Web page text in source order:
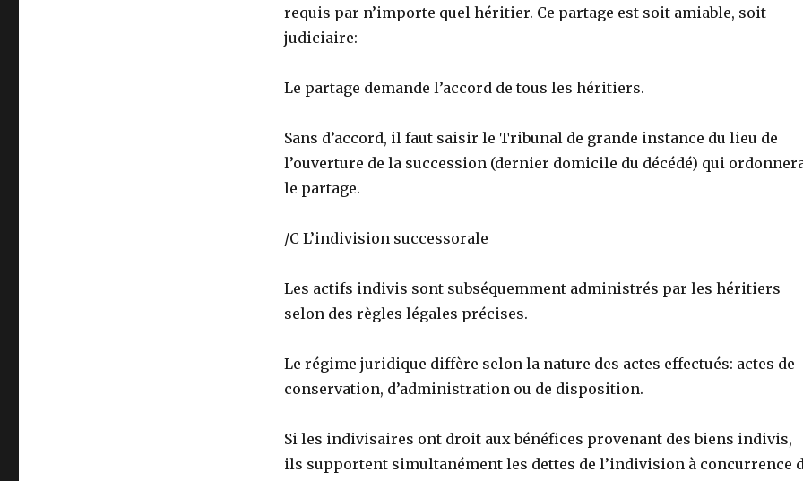
requis par n’importe quel héritier. Ce partage est soit amiable, soit
judiciaire:
Le partage demande l’accord de tous les héritiers.
Sans d’accord, il faut saisir le Tribunal de grande instance du lieu de
l’ouverture de la succession (dernier domicile du décédé) qui
le partage.
/C L’indivision successorale
Les actifs indivis sont subséquemment administrés par les héritiers
selon des règles légales précises.
Le régime juridique diffère selon la nature des actes effectués: actes de
conservation, d’administration ou de disposition.
Si les indivisaires ont droit aux bénéfices provenant des biens indivis,
ils supportent simultanément les dettes de l’indivision à concurrence